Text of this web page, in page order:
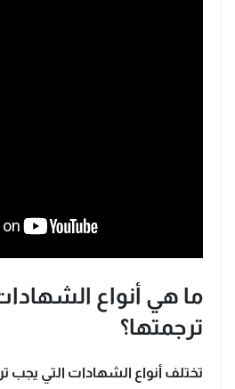
ما هي أنواع
ترجمتها؟
تختلف أنواع الشهادات التي